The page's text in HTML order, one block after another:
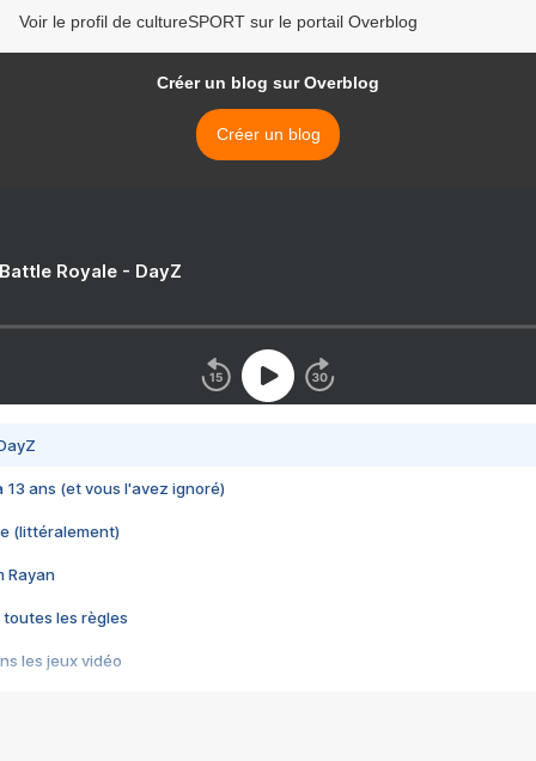
Voir le profil de cultureSPORT sur le portail Overblog
Créer un blog sur Overblog
Créer un blog
Royale - DayZ
13 ans (et vous l'avez ignoré)
(littéralement)
Rayan
toutes les règles
les jeux vidéo